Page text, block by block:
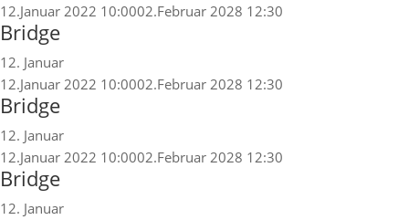
12.Januar 2022 10:0002.Februar 2028 12:30
Bridge
12. Januar
12.Januar 2022 10:0002.Februar 2028 12:30
Bridge
12. Januar
12.Januar 2022 10:0002.Februar 2028 12:30
Bridge
12. Januar